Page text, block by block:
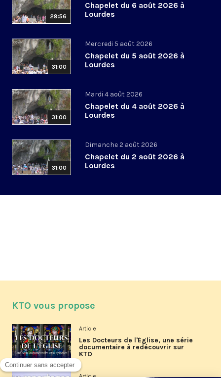
29:56
Chapelet du 6 août 2026 à
Lourdes
31:00
Mercredi 5 août 2026
Chapelet du 5 août 2026 à
Lourdes
31:00
Mardi 4 août 2026
Chapelet du 4 août 2026 à
Lourdes
31:00
Dimanche 2 août 2026
Chapelet du 2 août 2026 à
Lourdes
KTO vous propose
Article
Les Docteurs de l'Église, une série
documentaire à redécouvrir sur
KTO
Article